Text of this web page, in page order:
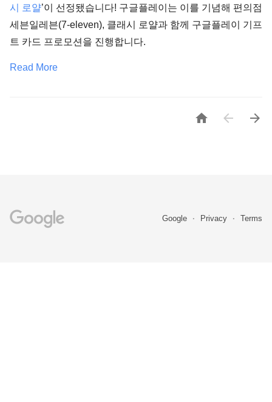
시 로얄’이 선정됐습니다! 구글플레이는 이를 기념해 편의점
세븐일레븐(7-eleven), 클래시 로얄과 함께 구글플레이 기프
트 카드 프로모션을 진행합니다.
Read More
  
Google Privacy Terms